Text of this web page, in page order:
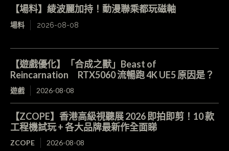
【場料】綾波麗加持！動漫聯乘都玩磁軸
場料 2026-08-08
【遊戲優化】「合成之獸」Beast of
Reincarnation RTX5060 流暢跑 4K UE5 原因是？
遊戲 2026-08-08
【ZCOPE】香港高級視聽展 2026 即拍即剪！10 款
工程機試玩 + 各大品牌最新作全面睇
ZCOPE 2026-08-08